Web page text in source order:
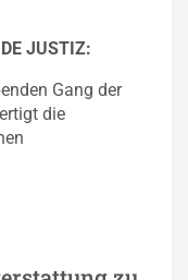
JUSTIZ:
Gang der
die